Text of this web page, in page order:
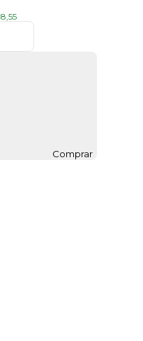
Comprar